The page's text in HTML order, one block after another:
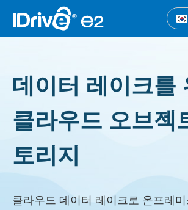
데이터 레이크를
클라우드 오브젝
토리지
클라우드 데이터 레이크로 온프레